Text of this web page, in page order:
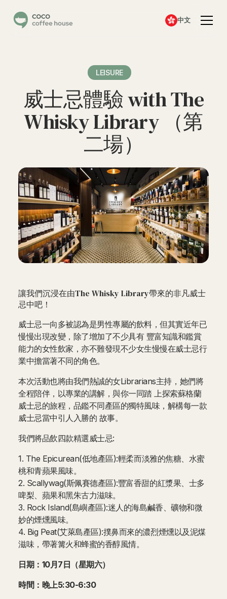
中文
LEISURE
威士忌體驗 with The
Whisky Library （第
二場）
讓我們沉浸在由The Whisky Library帶來的非凡威士
忌中吧！
威士忌一向多被認為是男性專屬的飲料，但其實近年已
慢慢出現改變，除了增加了不少具有 豐富知識和鑑賞
能力的女性飲家，亦不難發現不少女生慢慢在威士忌行
業中擔當著不同的角色。
本次活動也將由我們熱誠的女Librarians主持，她們將
全程陪伴，以專業的講解，與你一同踏 上探索蘇格蘭
威士忌的旅程，品鑑不同產區的獨特風味，解構每一款
威士忌當中引人入勝的 故事。
我們將品飲四款精選威士忌:
1. The Epicurean(低地產區):輕柔而淡雅的焦糖、水蜜
桃和青蘋果風味。
2. Scallywag(斯佩賽德產區):豐富香甜的紅漿果、士多
啤梨、蘋果和黑朱古力滋味。
3. Rock Island(島嶼產區):迷人的海島鹹香、礦物和微
妙的煙燻風味。
4. Big Peat(艾萊島產區):撲鼻而來的濃烈煙燻以及泥煤
滋味，帶著篝火和蜂蜜的香醇風情。
日期：10月7日（星期六）
時間：晚上5:30-6:30